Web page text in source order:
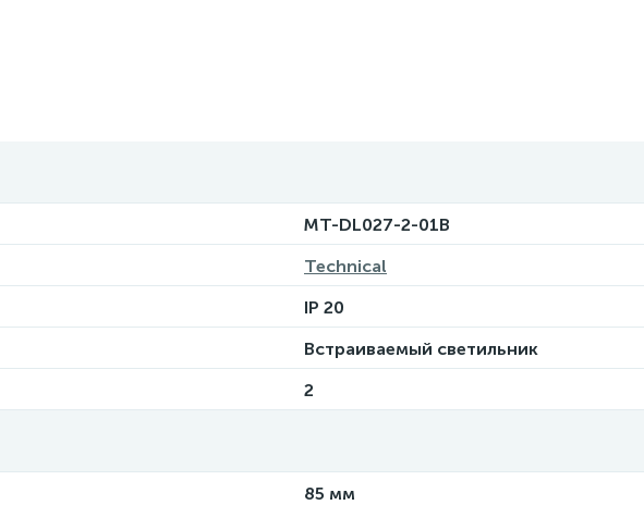
MT-DL027-2-01B
Technical
IP 20
Встраиваемый светильник
2
85 мм